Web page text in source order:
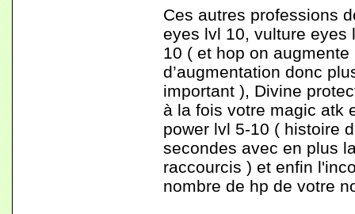
Ces autres professions
eyes lvl 10, vulture eyes
10 ( et hop on
d’augmentation donc
important ), Divine
à la fois votre magic atk
power lvl 5-10 ( histoire
secondes avec en plus
raccourcis ) et enfin
nombre de hp de votre